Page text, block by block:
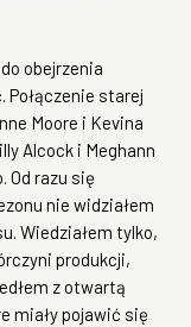
obejrzenia
Połączenie starej
Moore i Kevina
Alcock i Meghann
Od razu się
nie widziałem
Wiedziałem tylko,
produkcji,
z otwartą
miały pojawić się